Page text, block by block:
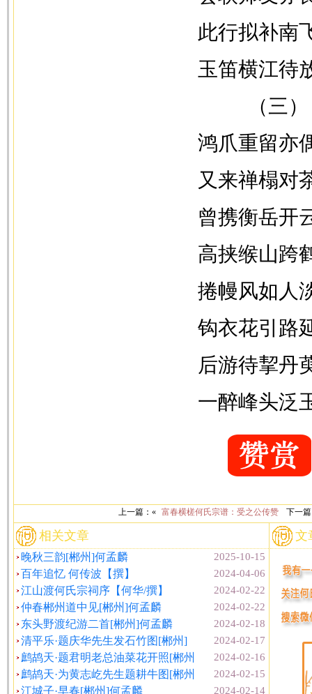
此行拟补南
玉笛横江待
（三）
鸿爪重留亦
又来禅榻对
曾携衡岳开
高挟缑山跨
捲幔风如人
钩衣花引路
后游待挈丹
一醉峰头泛
上一篇：« 富春横槎何氏宗谱：受之公传赞 下一
相关文章
2025-10-15
晚秋三韵[郴州]何孟麟
2024-04-06
百年追忆 何传波【撰】
2024-02-22
江山渡何氏宗祠序【何华/撰】
2024-02-22
仲春郴州道中见[郴州]何孟麟
2024-02-18
东头野渡纪游二首[郴州]何孟麟
2024-02-17
清平乐·题庆华先生发石竹图[郴州]
2024-02-16
鹧鸪天·题君明老总油菜花开照[郴州
2024-02-15
鹧鸪天·为黄志屹先生题耕牛图[郴州
2024-02-14
江城子·早春[郴州]何孟麟
文